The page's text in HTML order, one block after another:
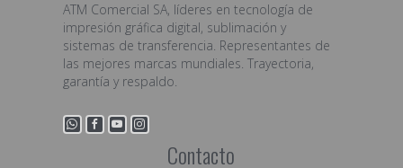
ATM Comercial SA, líderes en tecnología de
impresión gráfica digital, sublimación y
sistemas de transferencia. Representantes de
las mejores marcas mundiales. Trayectoria,
garantía y respaldo.
Contacto